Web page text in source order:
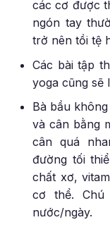
các cơ được
ngón tay
trở nên tồi tệ
Các bài tập
yoga cũng sẽ
Bà bầu
và cân bằng
cân quá
đường tối
chất xơ,
cơ thể.
nước/ngày.